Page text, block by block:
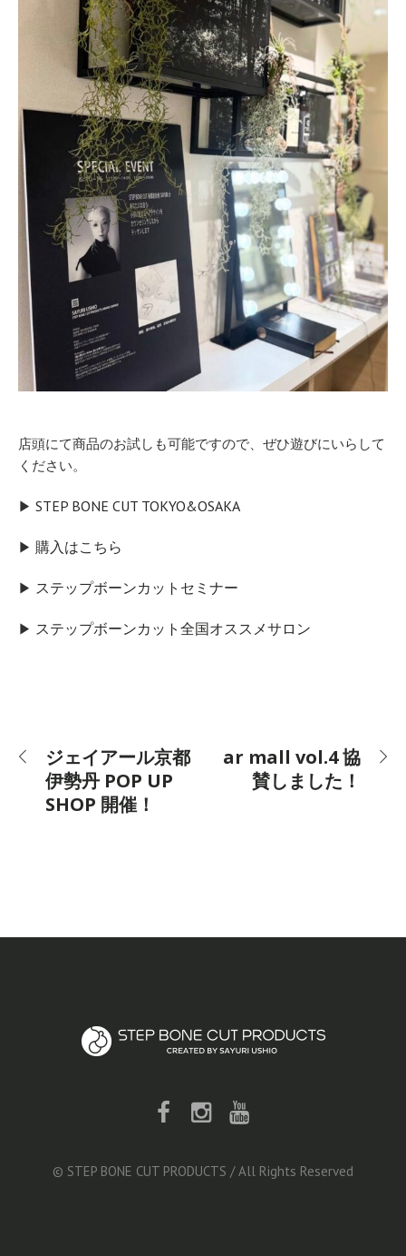
店頭にて商品のお試しも可能ですので、ぜひ遊びにいらして
ください。
▶︎ STEP BONE CUT TOKYO&OSAKA
▶︎ 購入はこちら
▶︎ ステップボーンカットセミナー
▶︎ ステップボーンカット全国オススメサロン
ジェイアール京都
伊勢丹 POP UP
SHOP 開催！
ar mall vol.4 協
賛しました！
© STEP BONE CUT PRODUCTS / All Rights Reserved